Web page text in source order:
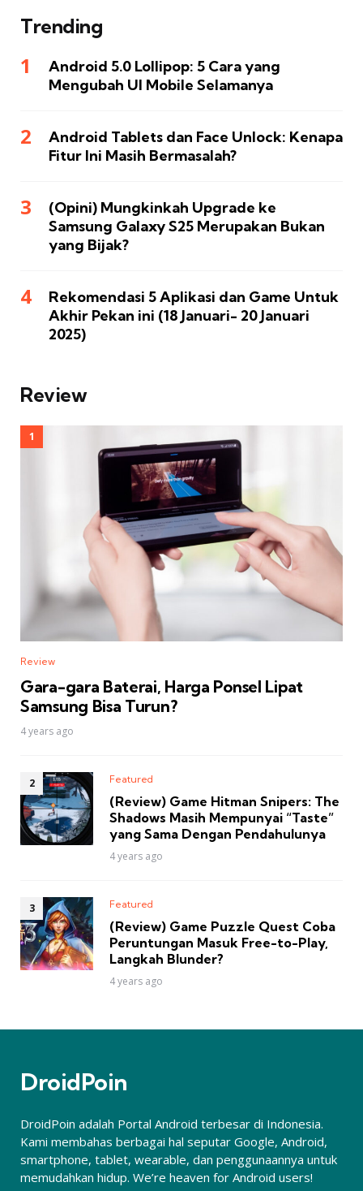
Trending
Android 5.0 Lollipop: 5 Cara yang
Mengubah UI Mobile Selamanya
Android Tablets dan Face Unlock: Kenapa
Fitur Ini Masih Bermasalah?
(Opini) Mungkinkah Upgrade ke
Samsung Galaxy S25 Merupakan Bukan
yang Bijak?
Rekomendasi 5 Aplikasi dan Game Untuk
Akhir Pekan ini (18 Januari- 20 Januari
2025)
Review
Review
Gara-gara Baterai, Harga Ponsel Lipat
Samsung Bisa Turun?
4 years ago
Featured
(Review) Game Hitman Snipers: The
Shadows Masih Mempunyai “Taste”
yang Sama Dengan Pendahulunya
4 years ago
Featured
(Review) Game Puzzle Quest Coba
Peruntungan Masuk Free-to-Play,
Langkah Blunder?
4 years ago
DroidPoin
DroidPoin adalah Portal Android terbesar di Indonesia.
Kami membahas berbagai hal seputar Google, Android,
smartphone, tablet, wearable, dan penggunaannya untuk
memudahkan hidup. We’re heaven for Android users!